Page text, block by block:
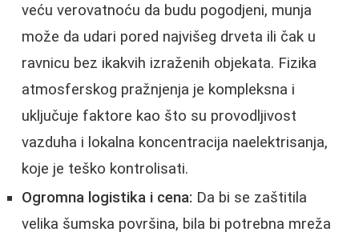
veću verovatnoću da budu pogodjeni, munja
može da udari pored najvišeg drveta ili čak u
ravnicu bez ikakvih izraženih objekata. Fizika
atmosferskog pražnjenja je kompleksna i
uključuje faktore kao što su provodljivost
vazduha i lokalna koncentracija naelektrisanja,
koje je teško kontrolisati.
Ogromna logistika i cena: Da bi se zaštitila
velika šumska površina, bila bi potrebna mreža